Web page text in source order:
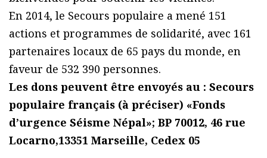
En 2014, le Secours populaire a mené 151
actions et programmes de solidarité, avec 161
partenaires locaux de 65 pays du monde, en
faveur de 532 390 personnes.
Les dons peuvent être envoyés au : Secours
populaire français (à préciser) «Fonds
d’urgence Séisme Népal»; BP 70012, 46 rue
Locarno,13351 Marseille, Cedex 05